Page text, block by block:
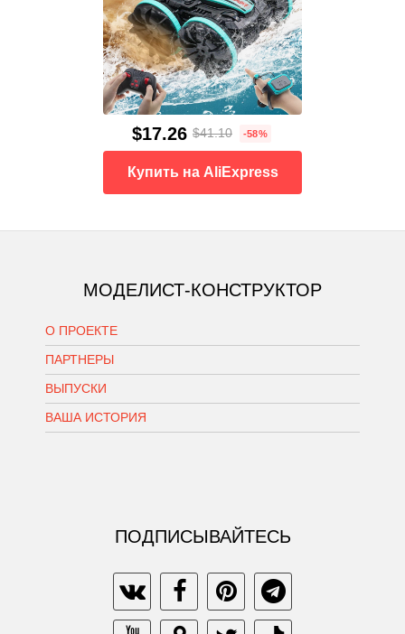
$17.26 $41.10 -58%
Купить на AliExpress
МОДЕЛИСТ-КОНСТРУКТОР
О ПРОЕКТЕ
ПАРТНЕРЫ
ВЫПУСКИ
ВАША ИСТОРИЯ
ПОДПИСЫВАЙТЕСЬ